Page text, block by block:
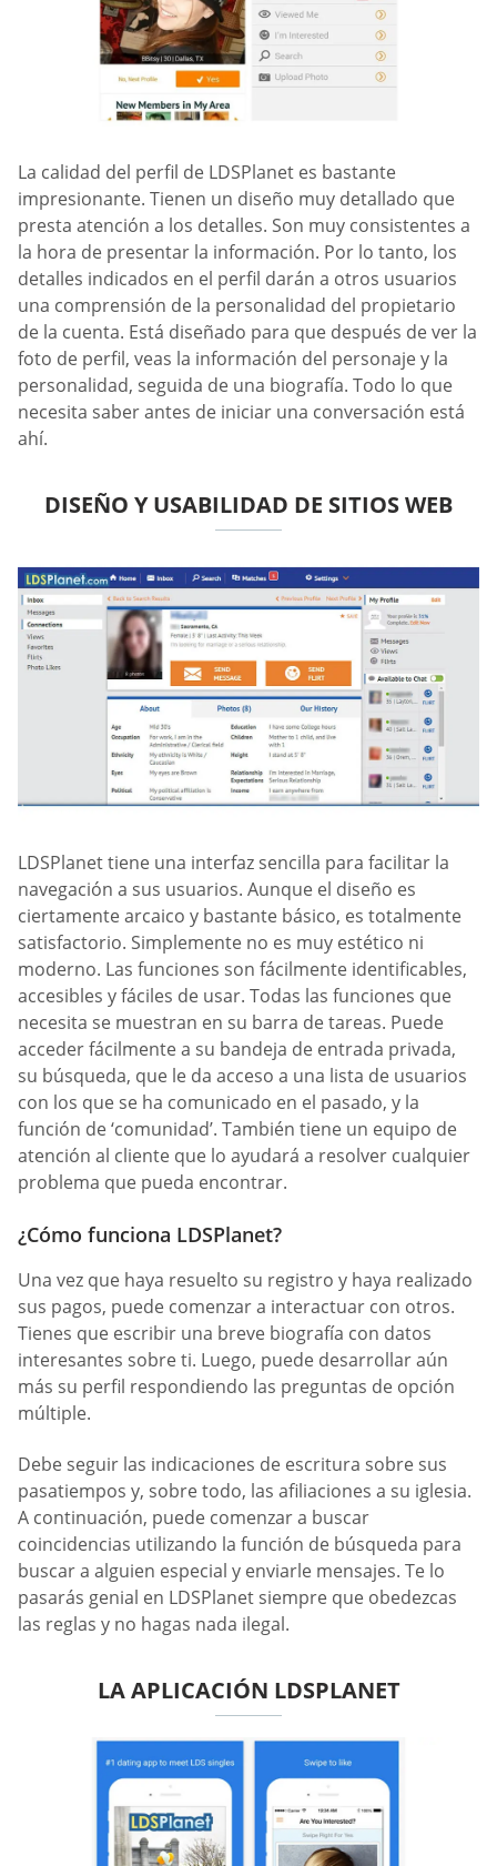
La calidad del perfil de LDSPlanet es bastante
impresionante. Tienen un diseño muy detallado que
presta atención a los detalles. Son muy consistentes a
la hora de presentar la información. Por lo tanto, los
detalles indicados en el perfil darán a otros usuarios
una comprensión de la personalidad del propietario
de la cuenta. Está diseñado para que después de ver la
foto de perfil, veas la información del personaje y la
personalidad, seguida de una biografía. Todo lo que
necesita saber antes de iniciar una conversación está
ahí.
DISEÑO Y USABILIDAD DE SITIOS WEB
LDSPlanet tiene una interfaz sencilla para facilitar la
navegación a sus usuarios. Aunque el diseño es
ciertamente arcaico y bastante básico, es totalmente
satisfactorio. Simplemente no es muy estético ni
moderno. Las funciones son fácilmente identificables,
accesibles y fáciles de usar. Todas las funciones que
necesita se muestran en su barra de tareas. Puede
acceder fácilmente a su bandeja de entrada privada,
su búsqueda, que le da acceso a una lista de usuarios
con los que se ha comunicado en el pasado, y la
función de ‘comunidad’. También tiene un equipo de
atención al cliente que lo ayudará a resolver cualquier
problema que pueda encontrar.
¿Cómo funciona LDSPlanet?
Una vez que haya resuelto su registro y haya realizado
sus pagos, puede comenzar a interactuar con otros.
Tienes que escribir una breve biografía con datos
interesantes sobre ti. Luego, puede desarrollar aún
más su perfil respondiendo las preguntas de opción
múltiple.
Debe seguir las indicaciones de escritura sobre sus
pasatiempos y, sobre todo, las afiliaciones a su iglesia.
A continuación, puede comenzar a buscar
coincidencias utilizando la función de búsqueda para
buscar a alguien especial y enviarle mensajes. Te lo
pasarás genial en LDSPlanet siempre que obedezcas
las reglas y no hagas nada ilegal.
LA APLICACIÓN LDSPLANET